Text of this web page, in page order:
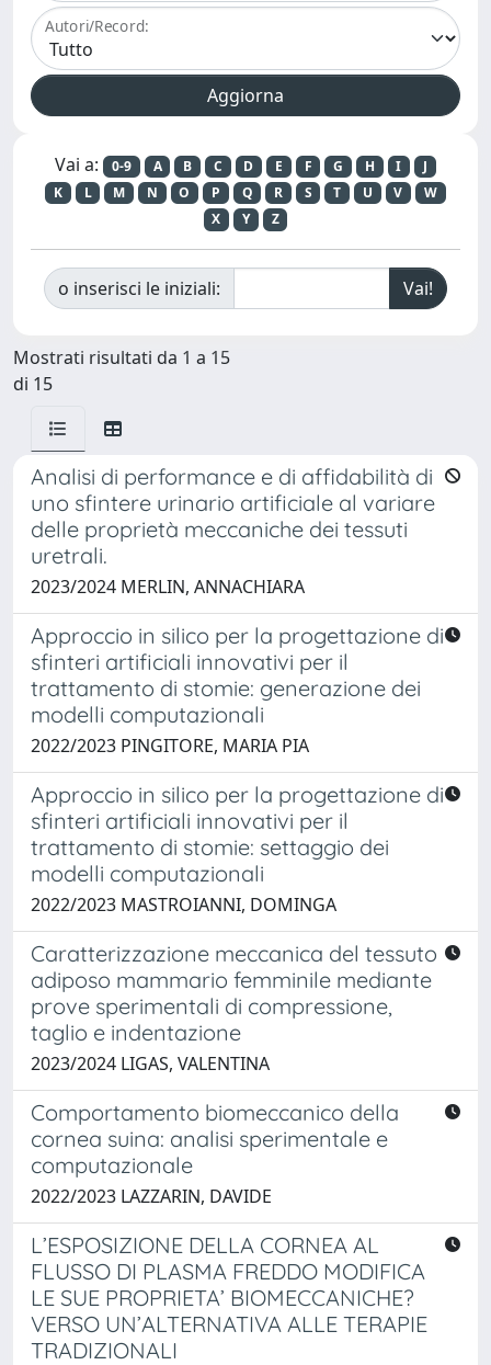
Autori/Record:
Vai a: 0-9 A B C D E F G H I
J
K
L M N O P Q R S T U V
W
X
Y Z
o inserisci le iniziali:
Mostrati risultati da 1 a 15
di 15
Analisi di performance e di affidabilità di
uno sfintere urinario artificiale al variare
delle proprietà meccaniche dei tessuti
uretrali.
2023/2024 MERLIN, ANNACHIARA
Approccio in silico per la progettazione di
sfinteri artificiali innovativi per il
trattamento di stomie: generazione dei
modelli computazionali
2022/2023 PINGITORE, MARIA PIA
Approccio in silico per la progettazione di
sfinteri artificiali innovativi per il
trattamento di stomie: settaggio dei
modelli computazionali
2022/2023 MASTROIANNI, DOMINGA
Caratterizzazione meccanica del tessuto
adiposo mammario femminile mediante
prove sperimentali di compressione,
taglio e indentazione
2023/2024 LIGAS, VALENTINA
Comportamento biomeccanico della
cornea suina: analisi sperimentale e
computazionale
2022/2023 LAZZARIN, DAVIDE
L’ESPOSIZIONE DELLA CORNEA AL
FLUSSO DI PLASMA FREDDO MODIFICA
LE SUE PROPRIETA’ BIOMECCANICHE?
VERSO UN’ALTERNATIVA ALLE TERAPIE
TRADIZIONALI